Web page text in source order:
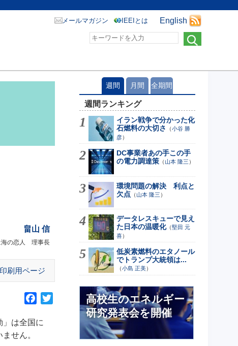
English
メールマガジン IEEIとは
畠山 信
海の恋人 理事長
印刷用ページ
c
は全国に
せん。
週間 月間 全期間
週間ランキング
イラン戦争で分かった化
石燃料の大切さ
（小谷 勝
彦）
DC事業者あの手この手
の電力調達策 （山本 隆三 ）
環境問題の解決 利点と
欠点 （山本 隆三 ）
データレスキューで見え
た日本の温暖化（堅田 元
喜）
低炭素燃料のエタノール
でトランプ大統領は...
（小島 正美）
高校生のエネルギー
研究発表会を開催